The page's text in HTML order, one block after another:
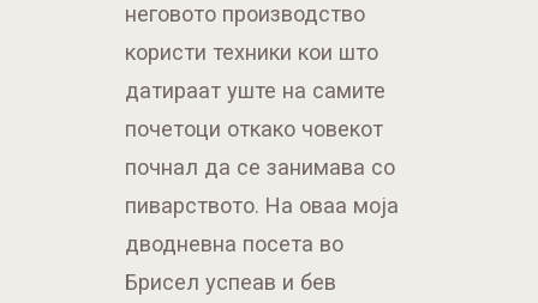
неговото производство
користи техники кои што
датираат уште на самите
почетоци откако човекот
почнал да се занимава со
пиварството. На оваа моја
дводневна посета во
Брисел успеав и бев